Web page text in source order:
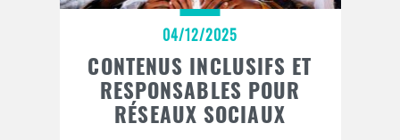
04/12/2025
CONTENUS INCLUSIFS ET
RESPONSABLES POUR
RÉSEAUX SOCIAUX